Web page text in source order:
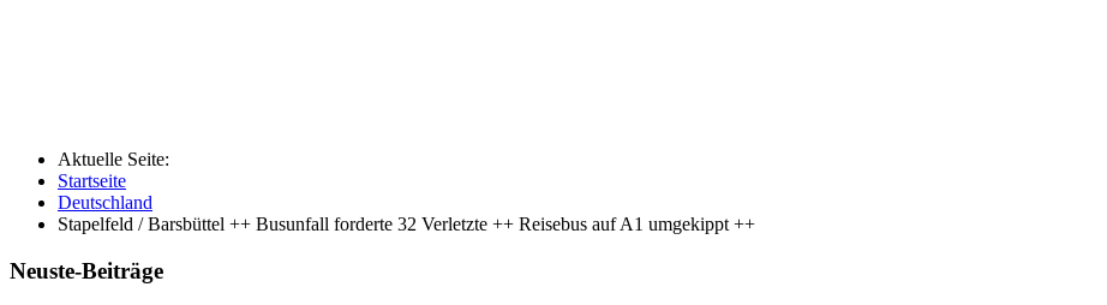
Aktuelle Seite:
Startseite
Deutschland
Stapelfeld / Barsbüttel ++ Busunfall forderte 32 Verletzte ++ Reisebus auf A1 umgekippt ++
Neuste-Beiträge